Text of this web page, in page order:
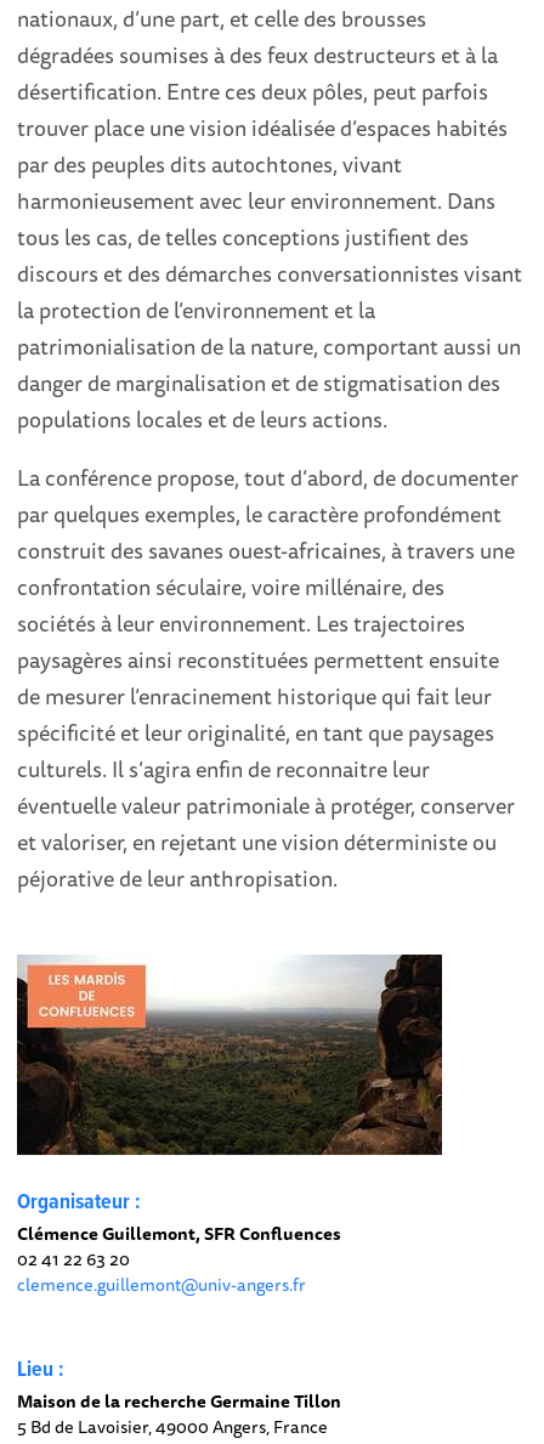
nationaux, d’une part, et celle des brousses
dégradées soumises à des feux destructeurs et à la
désertification. Entre ces deux pôles, peut parfois
trouver place une vision idéalisée d’espaces habités
par des peuples dits autochtones, vivant
harmonieusement avec leur environnement. Dans
tous les cas, de telles conceptions justifient des
discours et des démarches conversationnistes visant
la protection de l’environnement et la
patrimonialisation de la nature, comportant aussi un
danger de marginalisation et de stigmatisation des
populations locales et de leurs actions.
La conférence propose, tout d’abord, de documenter
par quelques exemples, le caractère profondément
construit des savanes ouest-africaines, à travers une
confrontation séculaire, voire millénaire, des
sociétés à leur environnement. Les trajectoires
paysagères ainsi reconstituées permettent ensuite
de mesurer l’enracinement historique qui fait leur
spécificité et leur originalité, en tant que paysages
culturels. Il s’agira enfin de reconnaitre leur
éventuelle valeur patrimoniale à protéger, conserver
et valoriser, en rejetant une vision déterministe ou
péjorative de leur anthropisation.
Organisateur :
Clémence Guillemont, SFR Confluences
02 41 22 63 20
clemence.guillemont@univ-angers.fr
Lieu :
Maison de la recherche Germaine Tillon
5 Bd de Lavoisier, 49000 Angers, France